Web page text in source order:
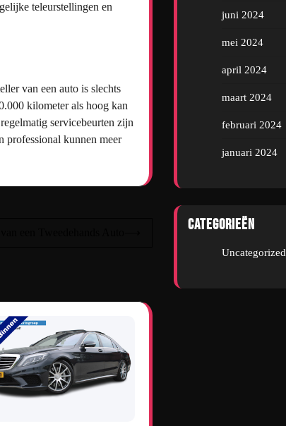
teleurstellingen en
van een auto is slechts
kilometer als hoog kan
servicebeurten zijn
professional kunnen meer
juni 2024
mei 2024
april 2024
maart 2024
februari 2024
januari 2024
Categorieën
Uncategorized